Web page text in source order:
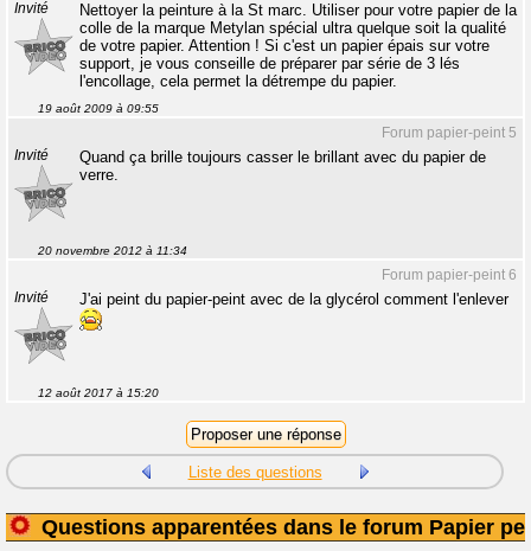
Invité
Nettoyer la peinture à la St marc. Utiliser pour votre papier de la
colle de la marque Metylan spécial ultra quelque soit la qualité
de votre papier. Attention ! Si c'est un papier épais sur votre
support, je vous conseille de préparer par série de 3 lés
l'encollage, cela permet la détrempe du papier.
19 août 2009 à 09:55
Forum papier-peint 5
Invité
Quand ça brille toujours casser le brillant avec du papier de
verre.
20 novembre 2012 à 11:34
Forum papier-peint 6
Invité J'ai peint du papier-peint avec de la glycérol comment l'enlever
12 août 2017 à 15:20
Liste des questions
Questions apparentées dans le forum Papier